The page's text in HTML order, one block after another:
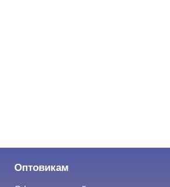
Оптовикам